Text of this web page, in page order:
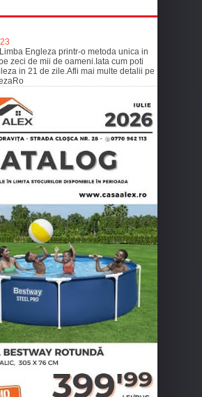
Engleza printr-o metoda unica in
zeci de mii de oameni.Iata cum poti
in 21 de zile.Afli mai multe detalii pe